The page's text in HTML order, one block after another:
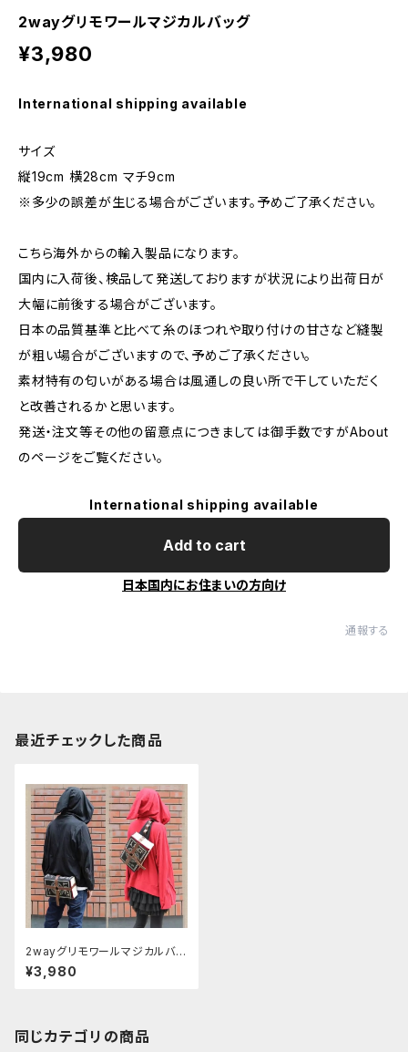
2wayグリモワールマジカルバッグ
¥3,980
International shipping available
サイズ
縦19cm 横28cm マチ9cm
※多少の誤差が生じる場合がございます。予めご了承ください。
こちら海外からの輸入製品になります。
国内に入荷後、検品して発送しておりますが状況により出荷日が
大幅に前後する場合がございます。
日本の品質基準と比べて糸のほつれや取り付けの甘さなど縫製
が粗い場合がございますので、予めご了承ください。
素材特有の匂いがある場合は風通しの良い所で干していただく
と改善されるかと思います。
発送・注文等その他の留意点につきましては御手数ですがAbout
のページをご覧ください。
International shipping available
Add to cart
日本国内にお住まいの方向け
通報する
最近チェックした商品
2wayグリモワールマジカルバッ
グ
¥3,980
同じカテゴリの商品